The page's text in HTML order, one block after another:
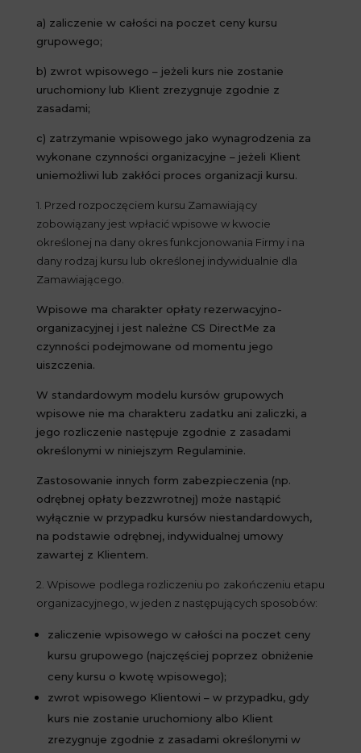
a) zaliczenie w całości na poczet ceny kursu
grupowego;
b) zwrot wpisowego – jeżeli kurs nie zostanie
uruchomiony lub Klient zrezygnuje zgodnie z
zasadami;
c) zatrzymanie wpisowego jako wynagrodzenia za
wykonane czynności organizacyjne – jeżeli Klient
uniemożliwi lub zakłóci proces organizacji kursu.
1. Przed rozpoczęciem kursu Zamawiający
zobowiązany jest wpłacić wpisowe w kwocie
określonej na dany okres funkcjonowania Firmy i na
dany rodzaj kursu lub określonej indywidualnie dla
Zamawiającego.
Wpisowe ma charakter opłaty rezerwacyjno-
organizacyjnej i jest należne CS DirectMe za
czynności podejmowane od momentu jego
uiszczenia.
W standardowym modelu kursów grupowych
wpisowe nie ma charakteru zadatku ani zaliczki, a
jego rozliczenie następuje zgodnie z zasadami
określonymi w niniejszym Regulaminie.
Zastosowanie innych form zabezpieczenia (np.
odrębnej opłaty bezzwrotnej) może nastąpić
wyłącznie w przypadku kursów niestandardowych,
na podstawie odrębnej, indywidualnej umowy
zawartej z Klientem.
2. Wpisowe podlega rozliczeniu po zakończeniu etapu
organizacyjnego, w jeden z następujących sposobów:
zaliczenie wpisowego w całości na poczet ceny
kursu grupowego (najczęściej poprzez obniżenie
ceny kursu o kwotę wpisowego);
zwrot wpisowego Klientowi – w przypadku, gdy
kurs nie zostanie uruchomiony albo Klient
zrezygnuje zgodnie z zasadami określonymi w